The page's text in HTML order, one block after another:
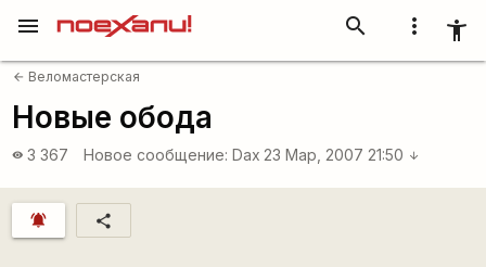
more_vert accessibility_new
search
menu
arrow_back Веломастерская
Новые обода
visibility 3 367 Новое сообщение: Dax 23 Мар, 2007 21:50 arrow_downward
notifications_active share